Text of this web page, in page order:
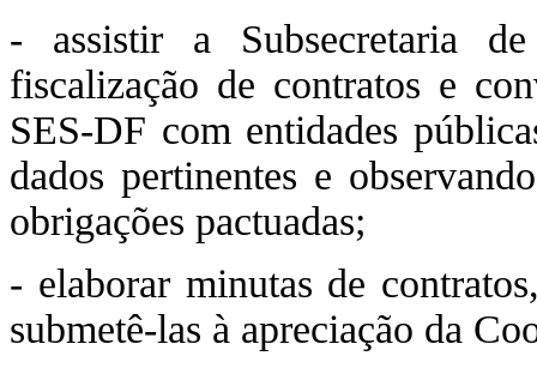
- assistir a Subsecretaria
fiscalização de contratos e
SES-DF com entidades
dados pertinentes e
obrigações pactuadas;
- elaborar minutas de
submetê-las à apreciação da